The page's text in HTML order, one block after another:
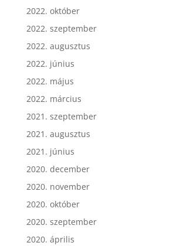
2022. október
2022. szeptember
2022. augusztus
2022. június
2022. május
2022. március
2021. szeptember
2021. augusztus
2021. június
2020. december
2020. november
2020. október
2020. szeptember
2020. április